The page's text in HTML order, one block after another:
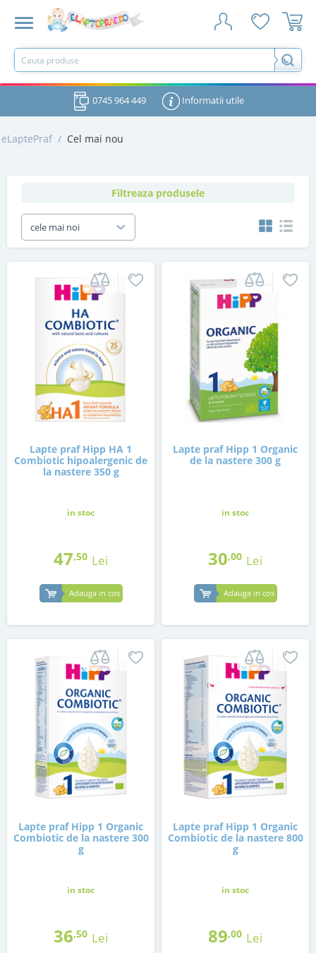
0745 964 449 Informatii utile
eLaptePraf / Cel mai nou
Filtreaza produsele
cele mai noi
Lapte praf Hipp HA 1
Combiotic hipoalergenic de
la nastere 350 g
in stoc
47,50 Lei
Adauga in cos
Lapte praf Hipp 1 Organic
de la nastere 300 g
in stoc
30,00 Lei
Adauga in cos
Lapte praf Hipp 1 Organic
Combiotic de la nastere 300
g
in stoc
36,50 Lei
Lapte praf Hipp 1 Organic
Combiotic de la nastere 800
g
in stoc
89,00 Lei